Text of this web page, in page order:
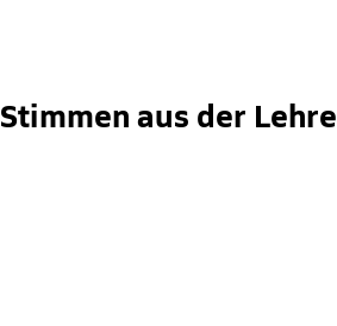
Stimmen aus der Lehre